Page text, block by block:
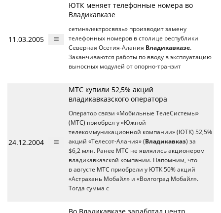
11.03.2005
ЮТК меняет телефонные номера во
Владикавказе
сетинэлектросвязь» производит замену
телефонных номеров в столице республики
Северная Осетия-Алания Владикавказе.
Заканчиваются работы по вводу в эксплуатацию
выносных модулей от опорно-транзит
24.12.2004
МТС купили 52,5% акций
владикавказского оператора
Оператор связи «Мобильные ТелеСистемы»
(МТС) приобрел у «Южной
телекоммуникационной компании» (ЮТК) 52,5%
акций «Телесот-Алания» (Владикавказ) за
$6,2 млн. Ранее МТС не являлись акционером
владикавказской компании. Напомним, что
в августе МТС приобрели у ЮТК 50% акций
«Астрахань Мобайл» и «Волгоград Мобайл».
Тогда сумма с